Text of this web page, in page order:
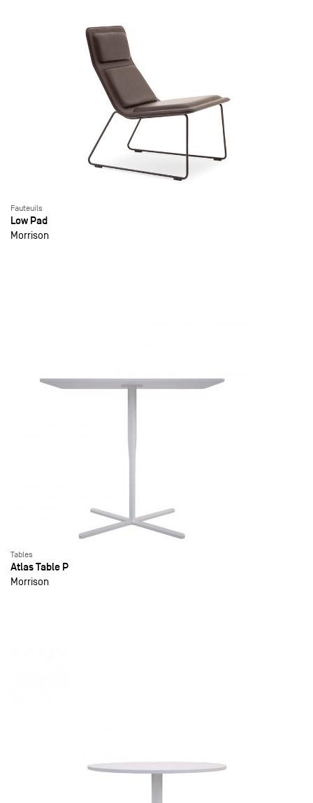
Fauteuils
Low Pad
Morrison
Tables
Atlas Table P
Morrison